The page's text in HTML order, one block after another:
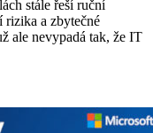
stále řeší ruční
rizika a zbytečné
ale nevypadá tak, že IT